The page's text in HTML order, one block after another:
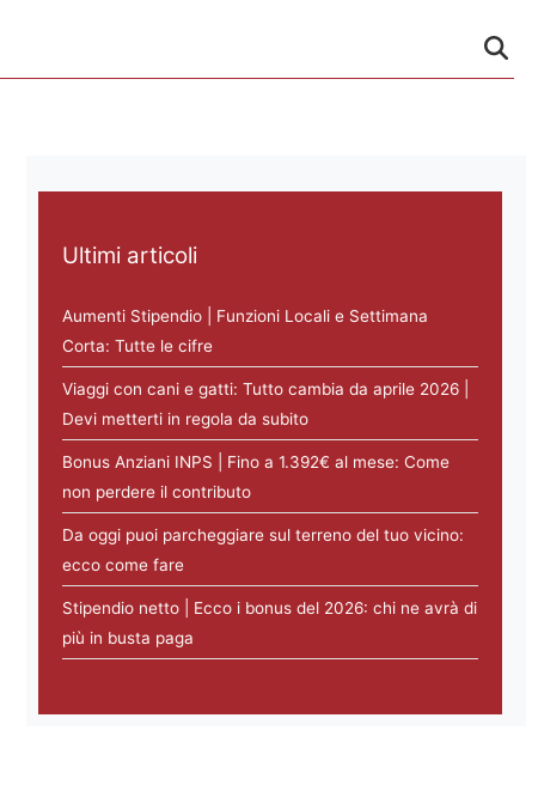
Ultimi articoli
Aumenti Stipendio | Funzioni Locali e Settimana
Corta: Tutte le cifre
Viaggi con cani e gatti: Tutto cambia da aprile 2026 |
Devi metterti in regola da subito
Bonus Anziani INPS | Fino a 1.392€ al mese: Come
non perdere il contributo
Da oggi puoi parcheggiare sul terreno del tuo vicino:
ecco come fare
Stipendio netto | Ecco i bonus del 2026: chi ne avrà di
più in busta paga